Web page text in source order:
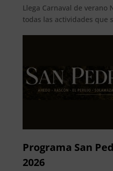
Llega Carnaval de verano
todas las actividades que
Programa San
2026